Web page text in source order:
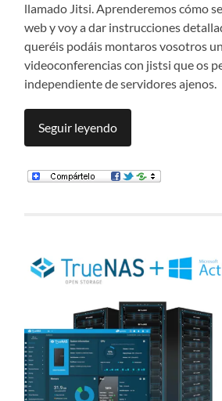
llamado Jitsi. Aprenderemos cómo
web y voy a dar instrucciones
queréis podáis montaros vosotros
videoconferencias con jistsi que os
independiente de servidores ajenos.
Seguir leyendo